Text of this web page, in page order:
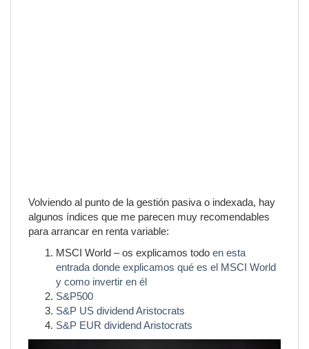
Volviendo al punto de la gestión pasiva o indexada, hay
algunos índices que me parecen muy recomendables
para arrancar en renta variable:
MSCI World – os explicamos todo en esta
entrada donde explicamos qué es el MSCI World
y como invertir en él
S&P500
S&P US dividend Aristocrats
S&P EUR dividend Aristocrats